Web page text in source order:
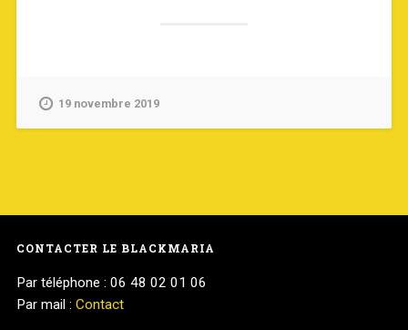
19 novembre 2019
CONTACTER LE BLACKMARIA
Par téléphone : 06 48 02 01 06
Par mail : Contact